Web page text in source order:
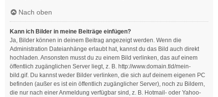
Nach oben
Kann ich Bilder in meine Beiträge einfügen?
Ja, Bilder können in deinem Beitrag angezeigt werden. Wenn die
Administration Dateianhänge erlaubt hat, kannst du das Bild auch direkt
hochladen. Ansonsten musst du zu einem Bild verlinken, das auf einem
öffentlich zugänglichen Server liegt, z. B. http://www.domain.tld/mein-
bild.gif. Du kannst weder Bilder verlinken, die sich auf deinem eigenen PC
befinden (außer es ist ein öffentlich zugänglicher Server), noch zu Bildern,
die nur nach einer Anmeldung verfügbar sind, z. B. Hotmail- oder Yahoo-